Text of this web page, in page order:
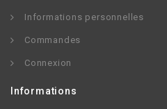
Informations personnelles
Commandes
Connexion
Informations